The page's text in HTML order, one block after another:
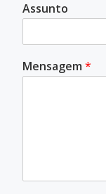
Assunto
Mensagem *